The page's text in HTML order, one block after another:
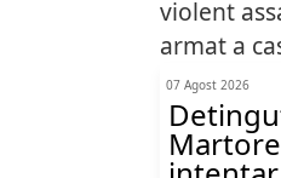
07 Agost 2026